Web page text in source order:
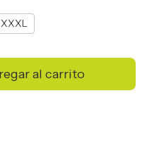
XXXL